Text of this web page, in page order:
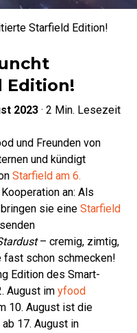
Starfield Edition!
Edition!
2023 · 2 Min. Lesezeit
und Freunden von
und kündigt
Starfield am 6.
an: Als
sie eine Starfield
– cremig, zimtig,
fast schon schmecken!
Edition des Smart-
August im yfood
10. August ist die
17. August in